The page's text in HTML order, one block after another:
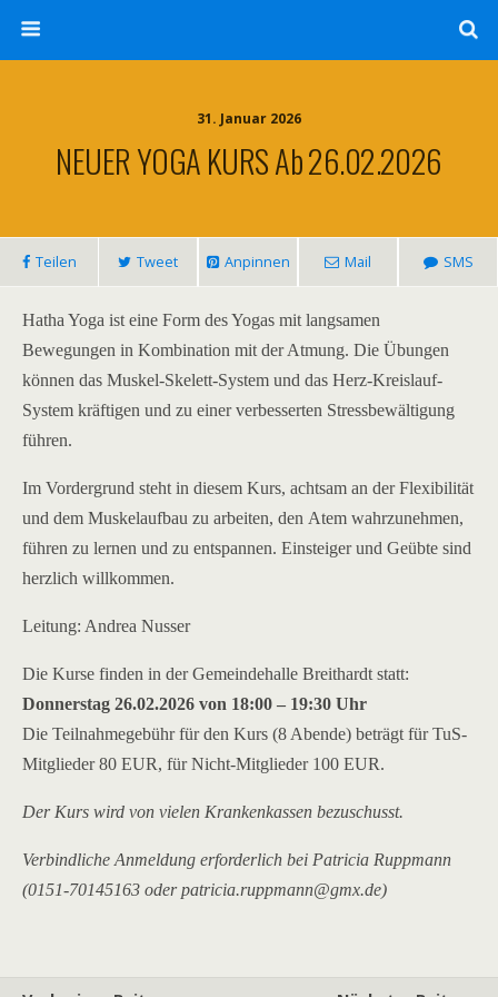
31. Januar 2026
NEUER YOGA KURS Ab 26.02.2026
Teilen Tweet Anpinnen Mail SMS
Hatha Yoga ist eine Form des Yogas mit langsamen
Bewegungen in Kombination mit der Atmung. Die Übungen
können das Muskel-Skelett-System und das Herz-Kreislauf-
System kräftigen und zu einer verbesserten Stressbewältigung
führen.
Im Vordergrund steht in diesem Kurs, achtsam an der Flexibilität
und dem Muskelaufbau zu arbeiten, den Atem wahrzunehmen,
führen zu lernen und zu entspannen. Einsteiger und Geübte sind
herzlich willkommen.
Leitung: Andrea Nusser
Die Kurse finden in der Gemeindehalle Breithardt statt:
Donnerstag 26.02.2026 von 18:00 – 19:30 Uhr
Die Teilnahmegebühr für den Kurs (8 Abende) beträgt für TuS-
Mitglieder 80 EUR, für Nicht-Mitglieder 100 EUR.
Der Kurs wird von vielen Krankenkassen bezuschusst.
Verbindliche Anmeldung erforderlich bei Patricia Ruppmann
(0151-70145163 oder patricia.ruppmann@gmx.de)